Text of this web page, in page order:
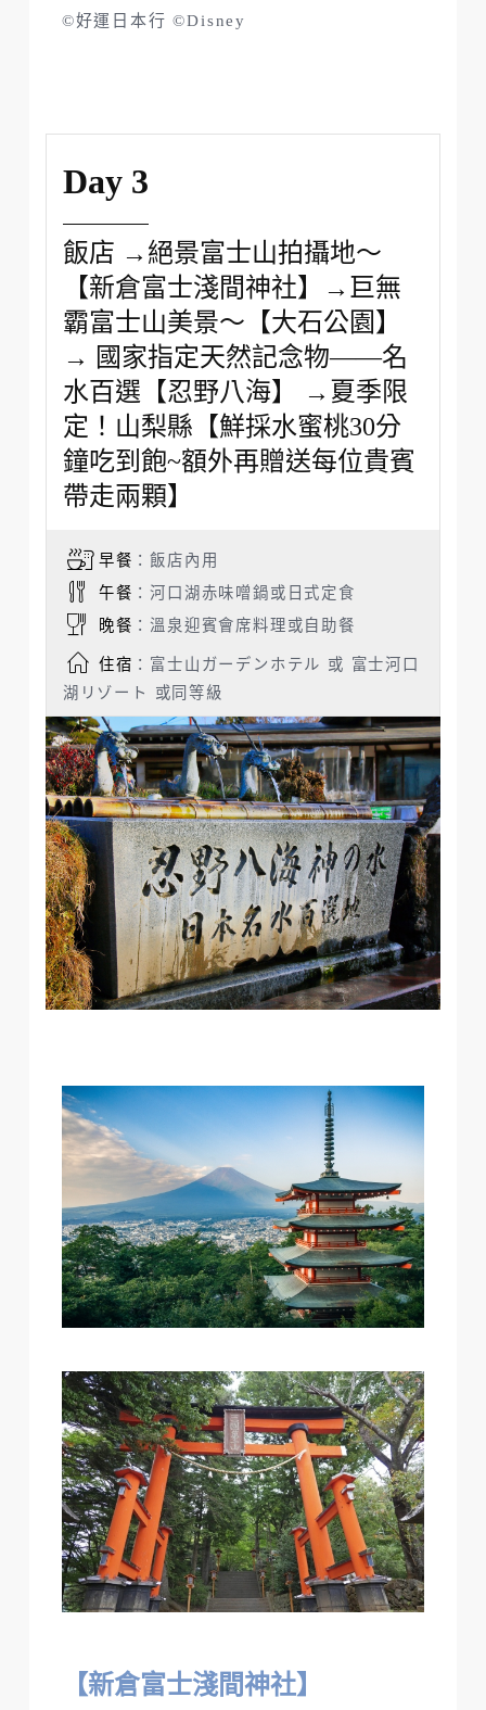
©好運日本行 ©Disney
Day 3
飯店 →絕景富士山拍攝地～
【新倉富士淺間神社】→巨無
霸富士山美景～【大石公園】
→ 國家指定天然記念物——名
水百選【忍野八海】 →夏季限
定！山梨縣【鮮採水蜜桃30分
鐘吃到飽~額外再贈送每位貴賓
帶走兩顆】
早餐 ：飯店內用
午餐 ：河口湖赤味噌鍋或日式定食
晚餐 ：溫泉迎賓會席料理或自助餐
住宿 ：富士山ガーデンホテル 或 富士河口
湖リゾート 或同等級
【新倉富士淺間神社】